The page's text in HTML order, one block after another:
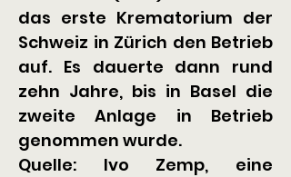
das erste Krematorium der
Schweiz in Zürich den Betrieb
auf. Es dauerte dann rund
zehn Jahre, bis in Basel die
zweite Anlage in Betrieb
genommen wurde.
Quelle: Ivo Zemp, eine